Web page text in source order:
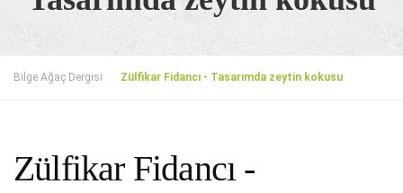
Bilge Ağaç Dergisi Zülfikar Fidancı - Tasarımda zeytin kokusu
Zülfikar Fidancı -